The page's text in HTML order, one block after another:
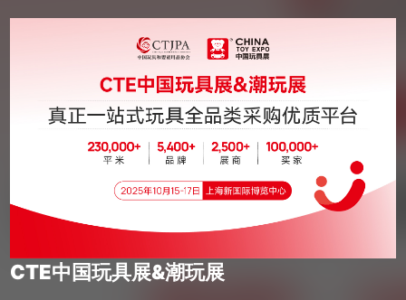
CTE中国玩具展&潮玩展